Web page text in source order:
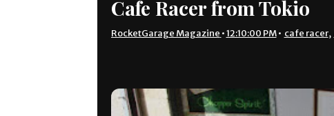
Cafe Racer from Tokio
RocketGarage Magazine •12:10:00 PM • cafe racer,